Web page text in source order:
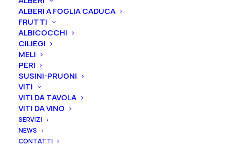
ALBERI A FOGLIA CADUCA
FRUTTI
ALBICOCCHI
CILIEGI
MELI
PERI
SUSINI-PRUGNI
VITI
VITI DA TAVOLA
VITI DA VINO
SERVIZI
NEWS
CONTATTI
Formato
Iris
germanica
"Blue
Rising"
quantità
Ordina subito questo prodotto!
Puoi acquistare ora questo prodotto contattandoci e
indicando la dimensione del vaso desiderata e la
quantità